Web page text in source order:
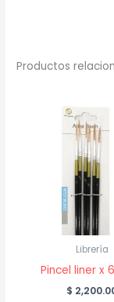
Productos
Librería
Pincel liner x 6
$